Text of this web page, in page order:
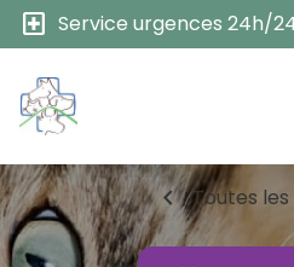
local_hospital Service urgences 24h/
chevron_left Toutes